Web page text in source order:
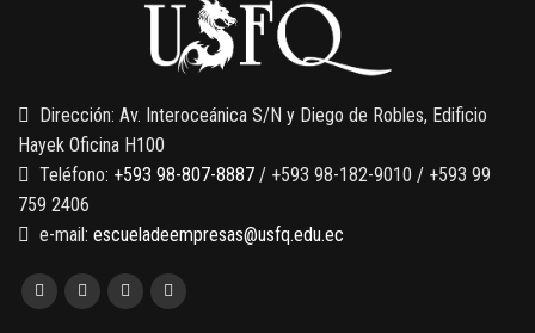
13 AGOSTO, 2026
Finanzas para no financieros
Dirección: Av. Interoceánica S/N y Diego de Robles, Edificio
Hayek Oficina H100
Teléfono: +593 98-807-8887 / +593 98-182-9010 / +593 99
759 2406
e-mail: escueladeempresas@usfq.edu.ec